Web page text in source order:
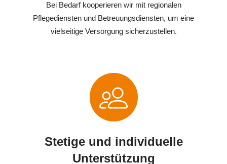
Bei Bedarf kooperieren wir mit regionalen
Pflegediensten und Betreuungsdiensten, um eine
vielseitige Versorgung sicherzustellen.
Stetige und individuelle
Unterstützung